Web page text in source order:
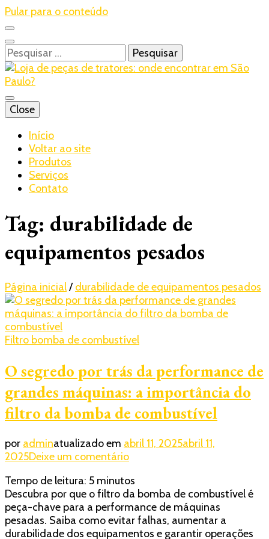
Pular para o conteúdo
Pesquisar
por:
Realtrac
Blog – Realtrac
Close
Início
Voltar ao site
Produtos
Serviços
Contato
Tag: durabilidade de
equipamentos pesados
Página inicial/ durabilidade de equipamentos pesados
Filtro bomba de combustível
O segredo por trás da performance de
grandes máquinas: a importância do
filtro da bomba de combustível
por adminatualizado em abril 11, 2025abril 11,
2025Deixe um comentárioem
segredo
por
trás
da
performance
Tempo de leitura: 5 minutos
Descubra por que o filtro da bomba de combustível é
peça-chave para a performance de máquinas
pesadas. Saiba como evitar falhas, aumentar a
durabilidade dos equipamentos e garantir operações